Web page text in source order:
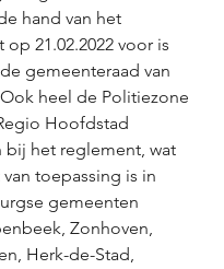
hand van het
21.02.2022 voor is
gemeenteraad van
heel de Politiezone
Hoofdstad
bij het reglement, wat
toepassing is in
gemeenten
Zonhoven,
Herk-de-Stad,